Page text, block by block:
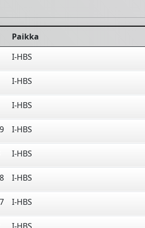
Paikka
I-HBS
I-HBS
I-HBS
I-HBS
I-HBS
I-HBS
I-HBS